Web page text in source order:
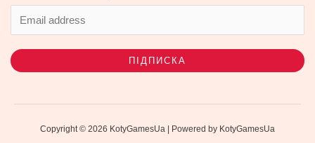
ПІДПИСКА
Copyright © 2026 KotyGamesUa | Powered by KotyGamesUa